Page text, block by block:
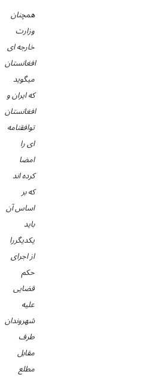
همچنان
وزارت
خارجه ای
افغانستان
میگوید
که ایران و
افغانستان
توافقنامه
ای را
امضا
کرده اند
که بر
اساس آن
باید
یکدیگررا
از اجرای
حکم
قضایی
علیه
شهروندان
طرف
مقابل
مطلع